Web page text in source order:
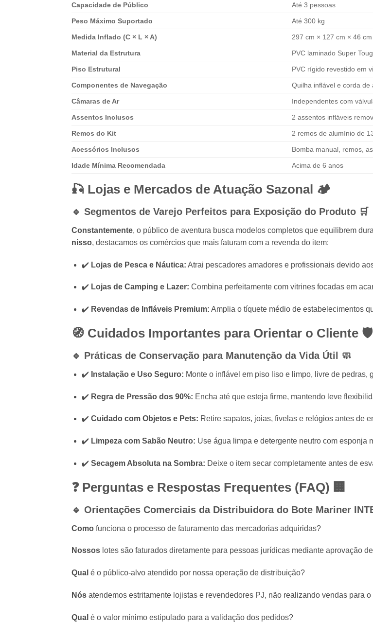
Capacidade de Público Até 3 pessoas
Peso Máximo Suportado Até 300 kg
Medida Inflado (C × L × A) 297 cm × 127 cm × 46 cm
Material da Estrutura PVC laminado Super
Piso Estrutural PVC rígido revestido em
Componentes de Navegação Quilha inflável e corda de
Câmaras de Ar Independentes com
Assentos Inclusos 2 assentos infláveis
Remos do Kit 2 remos de alumínio de
Acessórios Inclusos Bomba manual, remos,
Idade Mínima Recomendada Acima de 6 anos
🎣 Lojas e Mercados de Atuação Sazonal 🏕️
🔹 Segmentos de Varejo Perfeitos para Exposição do Produto 🛒
Constantemente, o público de aventura busca modelos completos que equilibrem
nisso, destacamos os comércios que mais faturam com a revenda do item:
✔️ Lojas de Pesca e Náutica: Atrai pescadores amadores e profissionais devido
✔️ Lojas de Camping e Lazer: Combina perfeitamente com vitrines focadas em
✔️ Revendas de Infláveis Premium: Amplia o tíquete médio de estabelecimentos
🧭 Cuidados Importantes para Orientar o Cliente 🛡️
🔹 Práticas de Conservação para Manutenção da Vida Útil 🧼
✔️ Instalação e Uso Seguro: Monte o inflável em piso liso e limpo, livre de pedras,
✔️ Regra de Pressão dos 90%: Encha até que esteja firme, mantendo leve
✔️ Cuidado com Objetos e Pets: Retire sapatos, joias, fivelas e relógios antes de
✔️ Limpeza com Sabão Neutro: Use água limpa e detergente neutro com esponja
✔️ Secagem Absoluta na Sombra: Deixe o item secar completamente antes de
❓ Perguntas e Respostas Frequentes (FAQ) 🏢
🔹 Orientações Comerciais da Distribuidora do Bote Mariner
Como funciona o processo de faturamento das mercadorias adquiridas?
Nossos lotes são faturados diretamente para pessoas jurídicas mediante aprovação
Qual é o público-alvo atendido por nossa operação de distribuição?
Nós atendemos estritamente lojistas e revendedores PJ, não realizando vendas para
Qual é o valor mínimo estipulado para a validação dos pedidos?